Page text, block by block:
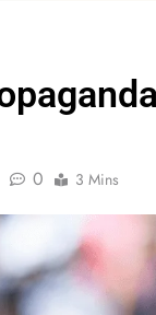
0 3 Mins